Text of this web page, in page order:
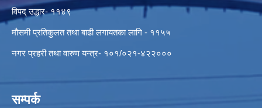
विपद् उद्धार- ११४९
मौसमी प्रतिकुलत तथा बाढी लगायतका लागि - ११५५
नगर प्रहरी तथा वारुण यन्त्र- १०१/०२१-४२२०००
सम्पर्क